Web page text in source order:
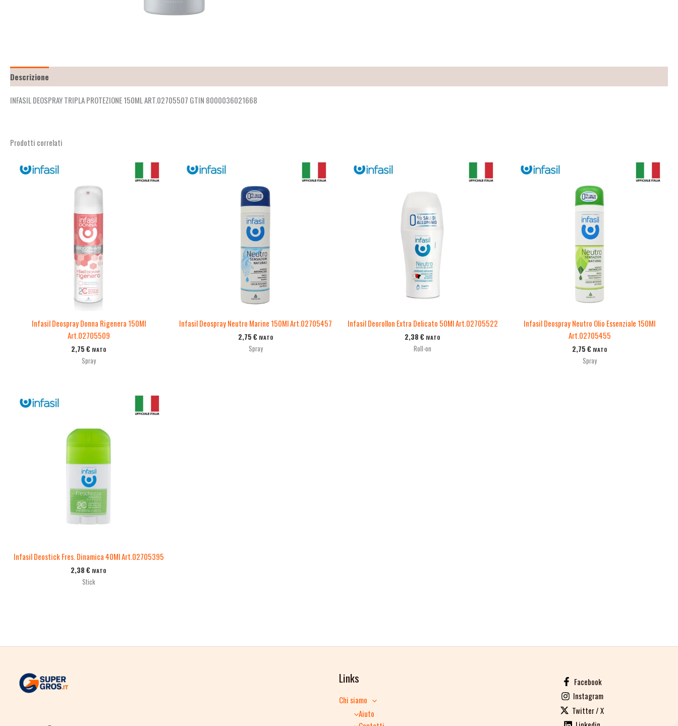
Descrizione
INFASIL DEOSPRAY TRIPLA PROTEZIONE 150ML ART.02705507 GTIN 8000036021668
Prodotti correlati
Infasil Deospray Donna Rigenera 150Ml
Art.02705509
2,75 € IVATO
Spray
Infasil Deospray Neutro Marine 150Ml Art.02705457
2,75 € IVATO
Spray
Infasil Deorollon Extra Delicato 50Ml Art.02705522
2,38 € IVATO
Roll-on
Infasil Deospray Neutro Olio Essenziale 150Ml
Art.02705455
2,75 € IVATO
Spray
Infasil Deostick Fres. Dinamica 40Ml Art.02705395
2,38 € IVATO
Stick
Links
Chi siamo
Aiuto
Facebook
Instagram
Twitter / X